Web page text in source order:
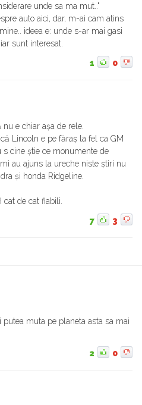
unde sa ma mut.."
auto aici, dar, m-ai cam atins
ideea e: unde s-ar mai gasi
sunt interesat.
1 0
e chiar așa de rele.
Lincoln e pe făraș la fel ca GM
cine știe ce monumente de
au ajuns la ureche niste știri nu
și honda Ridgeline.
de cat fiabili.
7 3
muta pe planeta asta sa mai
2 0